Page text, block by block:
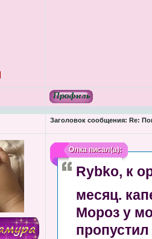
Заголовок сообщения: Re:
Олкаписал(а):
Rybko, к
месяц.
Мороз у